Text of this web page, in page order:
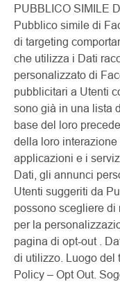
PUBBLICO SIMILE
Pubblico simile di
di targeting
che utilizza i Dati
personalizzato di
pubblicitari a Utenti
sono già in una lista
base del loro
della loro
applicazioni e i
Dati, gli annunci
Utenti suggeriti da
possono scegliere
per la
pagina di opt-out .
di utilizzo. Luogo del
Policy – Opt Out.